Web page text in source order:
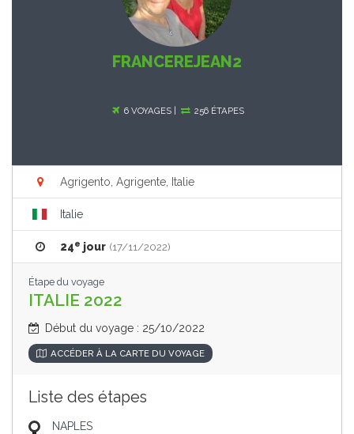
FRANCEREJEAN2
6 VOYAGES | 256 ÉTAPES
Agrigento, Agrigente, Italie
Italie
24e jour (17/11/2022)
Étape du voyage
ITALIE 2022
Début du voyage : 25/10/2022
ACCÉDER À LA CARTE DU VOYAGE
Liste des étapes
NAPLES